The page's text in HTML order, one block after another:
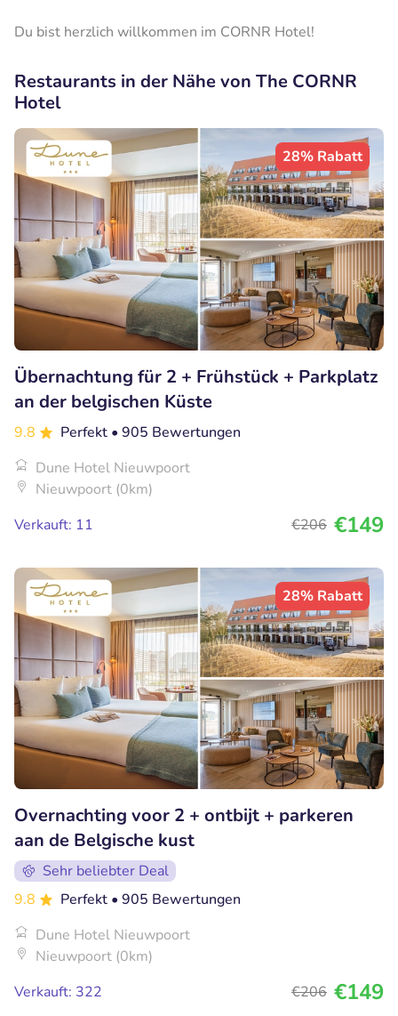
Du bist herzlich willkommen im CORNR Hotel!
Restaurants in der Nähe von The CORNR
Hotel
28% Rabatt
Übernachtung für 2 + Frühstück + Parkplatz
an der belgischen Küste
9.8 Perfekt • 905 Bewertungen
Dune Hotel Nieuwpoort
Nieuwpoort (0km)
Verkauft: 11
€206 €149
28% Rabatt
Overnachting voor 2 + ontbijt + parkeren
aan de Belgische kust
Sehr beliebter Deal
9.8
Perfekt • 905 Bewertungen
Dune Hotel Nieuwpoort
Nieuwpoort (0km)
Verkauft: 322
€206 €149